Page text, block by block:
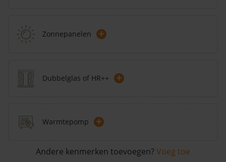
Zonnepanelen +
Dubbelglas of HR++ +
Warmtepomp +
Andere kenmerken toevoegen? Voeg toe